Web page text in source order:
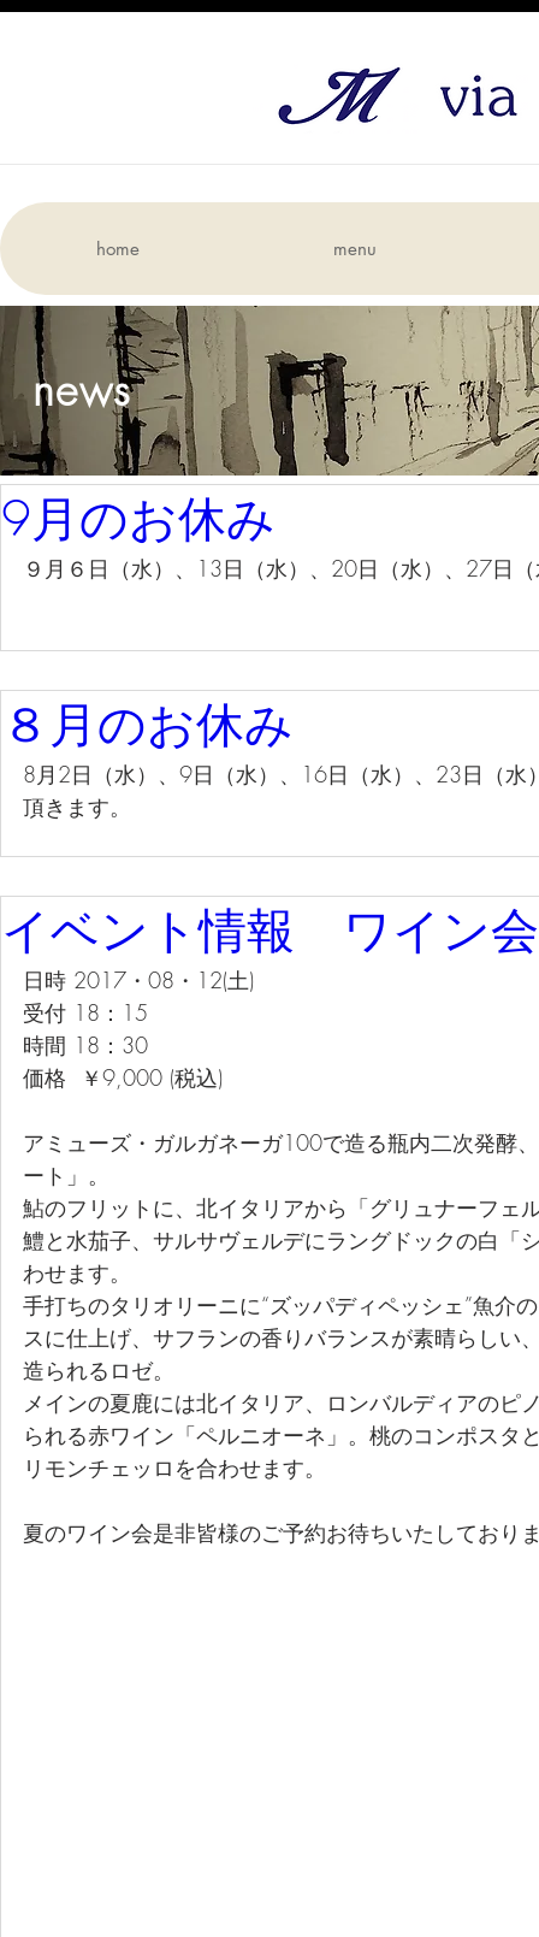
home menu
news
9月のお休み
９月６日（水）、13日（水）、20日（水）、27日
８月のお休み
8月2日（水）、9日（水）、16日（水）、23日（水
頂きます。
イベント情報 ワイン会
日時 2017・08・12(土)
受付 18：15
時間 18：30
価格  ￥9,000 (税込)
アミューズ・ガルガネーガ100で造る瓶内二次発酵
ート」。
鮎のフリットに、北イタリアから「グリュナーフ
鱧と水茄子、サルサヴェルデにラングドックの白「
わせます。
手打ちのタリオリーニに“ズッパディペッシェ”魚介
スに仕上げ、サフランの香りバランスが素晴らしい
造られるロゼ。
メインの夏鹿には北イタリア、ロンバルディアのピ
られる赤ワイン「ペルニオーネ」。桃のコンポスタ
リモンチェッロを合わせます。
夏のワイン会是非皆様のご予約お待ちいたしており